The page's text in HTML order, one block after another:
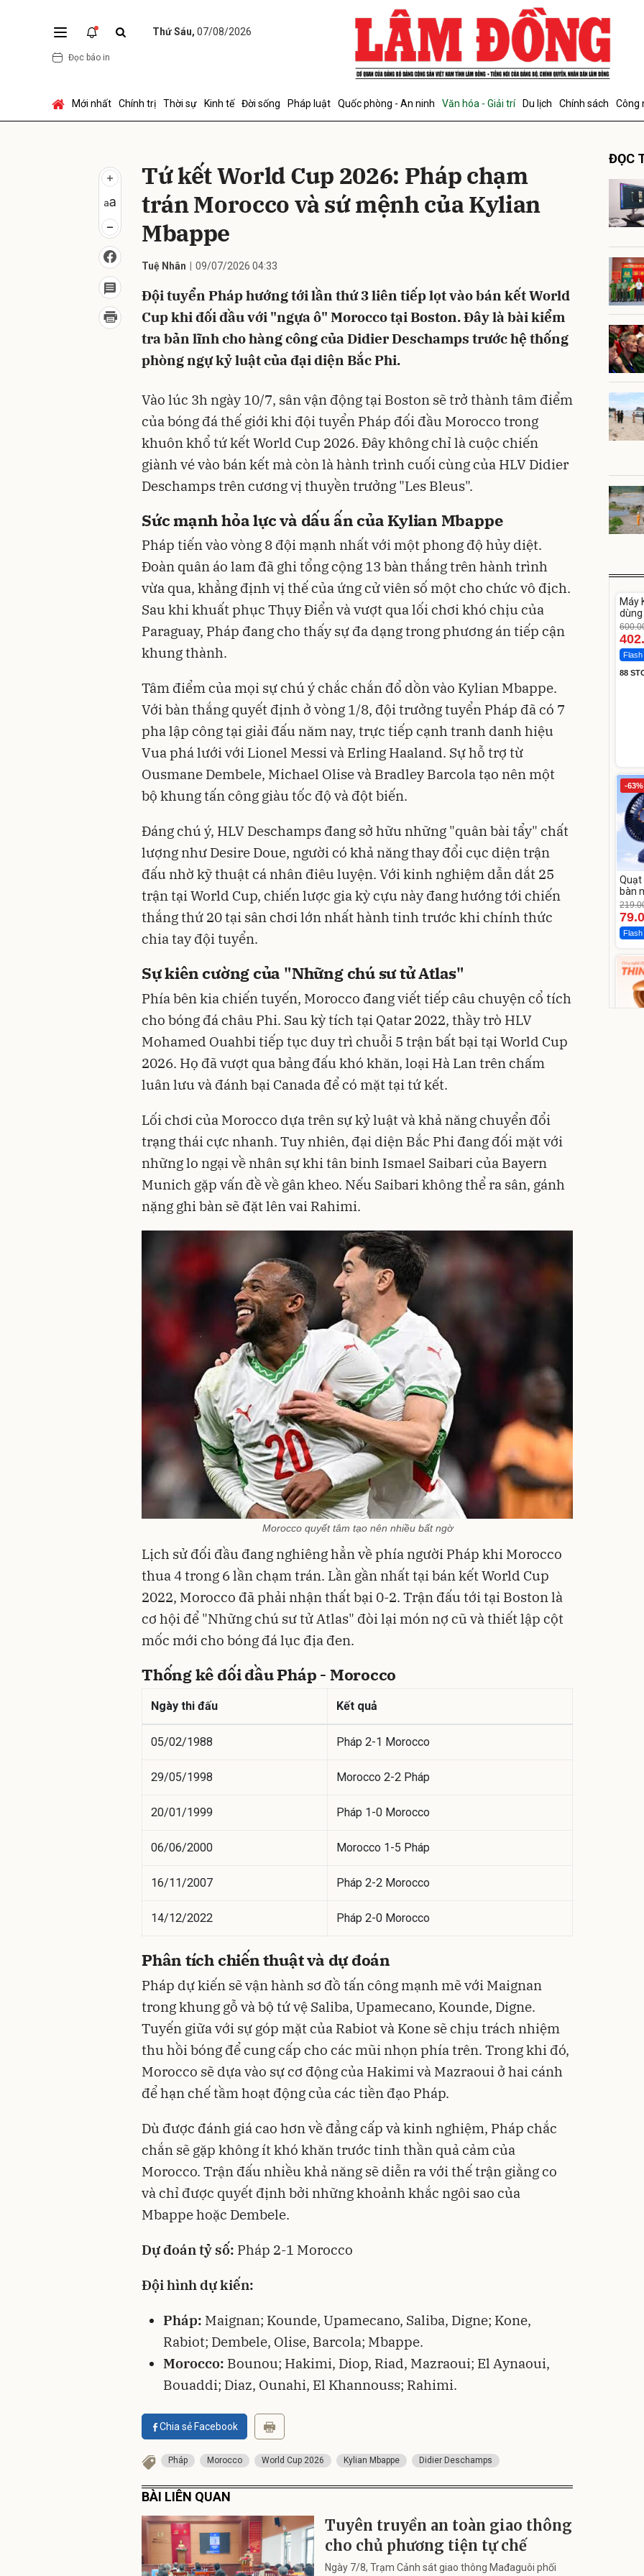
Thứ Sáu, 07/08/2026
Đọc báo in
Mới nhất Chính trị Thời sự Kinh tế Đời sống Pháp luật Quốc phòng - An ninh Văn hóa - Giải trí Du lịch Chính sách Công
Tứ kết World Cup 2026: Pháp chạm
trán Morocco và sứ mệnh của Kylian
Mbappe
Tuệ Nhân 09/07/2026 04:33
Đội tuyển Pháp hướng tới lần thứ 3 liên tiếp lọt vào bán kết World
Cup khi đối đầu với "ngựa ô" Morocco tại Boston. Đây là bài kiểm
tra bản lĩnh cho hàng công của Didier Deschamps trước hệ thống
phòng ngự kỷ luật của đại diện Bắc Phi.
Vào lúc 3h ngày 10/7, sân vận động tại Boston sẽ trở thành tâm điểm
của bóng đá thế giới khi đội tuyển Pháp đối đầu Morocco trong
khuôn khổ tứ kết World Cup 2026. Đây không chỉ là cuộc chiến
giành vé vào bán kết mà còn là hành trình cuối cùng của HLV Didier
Deschamps trên cương vị thuyền trưởng "Les Bleus".
Sức mạnh hỏa lực và dấu ấn của Kylian Mbappe
Pháp tiến vào vòng 8 đội mạnh nhất với một phong độ hủy diệt.
Đoàn quân áo lam đã ghi tổng cộng 13 bàn thắng trên hành trình
vừa qua, khẳng định vị thế của ứng cử viên số một cho chức vô địch.
Sau khi khuất phục Thụy Điển và vượt qua lối chơi khó chịu của
Paraguay, Pháp đang cho thấy sự đa dạng trong phương án tiếp cận
khung thành.
Tâm điểm của mọi sự chú ý chắc chắn đổ dồn vào Kylian Mbappe.
Với bàn thắng quyết định ở vòng 1/8, đội trưởng tuyển Pháp đã có 7
pha lập công tại giải đấu năm nay, trực tiếp cạnh tranh danh hiệu
Vua phá lưới với Lionel Messi và Erling Haaland. Sự hỗ trợ từ
Ousmane Dembele, Michael Olise và Bradley Barcola tạo nên một
bộ khung tấn công giàu tốc độ và đột biến.
Đáng chú ý, HLV Deschamps đang sở hữu những "quân bài tẩy" chất
lượng như Desire Doue, người có khả năng thay đổi cục diện trận
đấu nhờ kỹ thuật cá nhân điêu luyện. Với kinh nghiệm dẫn dắt 25
trận tại World Cup, chiến lược gia kỳ cựu này đang hướng tới chiến
thắng thứ 20 tại sân chơi lớn nhất hành tinh trước khi chính thức
chia tay đội tuyển.
Sự kiên cường của "Những chú sư tử Atlas"
Phía bên kia chiến tuyến, Morocco đang viết tiếp câu chuyện cổ tích
cho bóng đá châu Phi. Sau kỳ tích tại Qatar 2022, thầy trò HLV
Mohamed Ouahbi tiếp tục duy trì chuỗi 5 trận bất bại tại World Cup
2026. Họ đã vượt qua bảng đấu khó khăn, loại Hà Lan trên chấm
luân lưu và đánh bại Canada để có mặt tại tứ kết.
Lối chơi của Morocco dựa trên sự kỷ luật và khả năng chuyển đổi
trạng thái cực nhanh. Tuy nhiên, đại diện Bắc Phi đang đối mặt với
những lo ngại về nhân sự khi tân binh Ismael Saibari của Bayern
Munich gặp vấn đề về gân kheo. Nếu Saibari không thể ra sân, gánh
nặng ghi bàn sẽ đặt lên vai Rahimi.
Morocco quyết tâm tạo nên nhiều bất ngờ
Lịch sử đối đầu đang nghiêng hẳn về phía người Pháp khi Morocco
thua 4 trong 6 lần chạm trán. Lần gần nhất tại bán kết World Cup
2022, Morocco đã phải nhận thất bại 0-2. Trận đấu tới tại Boston là
cơ hội để "Những chú sư tử Atlas" đòi lại món nợ cũ và thiết lập cột
mốc mới cho bóng đá lục địa đen.
Thống kê đối đầu Pháp - Morocco
Ngày thi đấu Kết quả
05/02/1988 Pháp 2-1 Morocco
29/05/1998 Morocco 2-2 Pháp
20/01/1999 Pháp 1-0 Morocco
06/06/2000 Morocco 1-5 Pháp
16/11/2007 Pháp 2-2 Morocco
14/12/2022 Pháp 2-0 Morocco
Phân tích chiến thuật và dự đoán
Pháp dự kiến sẽ vận hành sơ đồ tấn công mạnh mẽ với Maignan
trong khung gỗ và bộ tứ vệ Saliba, Upamecano, Kounde, Digne.
Tuyến giữa với sự góp mặt của Rabiot và Kone sẽ chịu trách nhiệm
thu hồi bóng để cung cấp cho các mũi nhọn phía trên. Trong khi đó,
Morocco sẽ dựa vào sự cơ động của Hakimi và Mazraoui ở hai cánh
để hạn chế tầm hoạt động của các tiền đạo Pháp.
Dù được đánh giá cao hơn về đẳng cấp và kinh nghiệm, Pháp chắc
chắn sẽ gặp không ít khó khăn trước tinh thần quả cảm của
Morocco. Trận đấu nhiều khả năng sẽ diễn ra với thế trận giằng co
và chỉ được quyết định bởi những khoảnh khắc ngôi sao của
Mbappe hoặc Dembele.
Dự đoán tỷ số: Pháp 2-1 Morocco
Đội hình dự kiến:
Pháp: Maignan; Kounde, Upamecano, Saliba, Digne; Kone,
Rabiot; Dembele, Olise, Barcola; Mbappe.
Morocco: Bounou; Hakimi, Diop, Riad, Mazraoui; El Aynaoui,
Bouaddi; Diaz, Ounahi, El Khannouss; Rahimi.
Chia sẻ Facebook
Pháp Morocco World Cup 2026 Kylian Mbappe Didier Deschamps
BÀI LIÊN QUAN
Tuyên truyền an toàn giao thông
cho chủ phương tiện tự chế
Ngày 7/8, Trạm Cảnh sát giao thông Mađaguôi phối
ĐỌC
-33%
Máy
dùng
Flash
88
-63%
Quạt
bàn
Flash
Gửi bình luận